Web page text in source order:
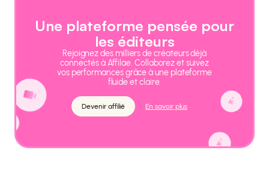
Une plateforme pensée pour
les éditeurs
Rejoignez des milliers de créateurs déjà
connectés à Affilae. Collaborez et suivez
vos performances grâce à une plateforme
fluide et claire.
Devenir affilié En savoir plus